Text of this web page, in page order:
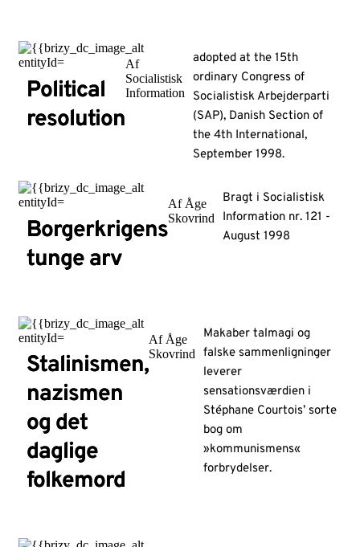
Political
resolution
Af
Socialistisk
Information
adopted at the 15th
ordinary Congress of
Socialistisk Arbejderparti
(SAP), Danish Section of
the 4th International,
September 1998.
Borgerkrigens
tunge arv
Af Åge
Skovrind
Bragt i Socialistisk
Information nr. 121 -
August 1998
Stalinismen,
nazismen
og det
daglige
folkemord
Af Åge
Skovrind
Makaber talmagi og
falske sammenligninger
leverer
sensationsværdien i
Stéphane Courtois’ sorte
bog om
»kommunismens«
forbrydelser.